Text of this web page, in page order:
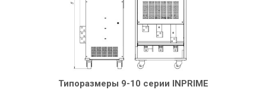
Типоразмеры 9-10 серии INPRIME